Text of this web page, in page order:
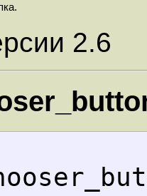
2.6